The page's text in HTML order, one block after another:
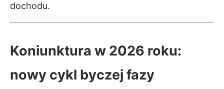
dochodu.
Koniunktura w 2026 roku:
nowy cykl byczej fazy